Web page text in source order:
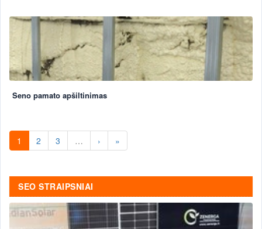
Seno pamato apšiltinimas
1 2 3 … › »
SEO STRAIPSNIAI